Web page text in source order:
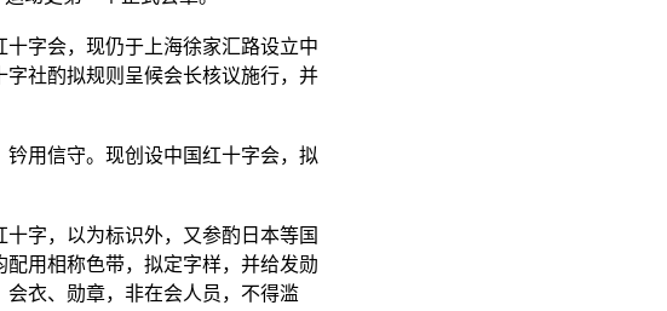
字会，现仍于上海徐家汇路设立中
社酌拟规则呈候会长核议施行，并
用信守。现创设中国红十字会，拟
字，以为标识外，又参酌日本等国
用相称色带，拟定字样，并给发勋
衣、勋章，非在会人员，不得滥